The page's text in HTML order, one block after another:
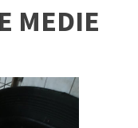
MEDIE